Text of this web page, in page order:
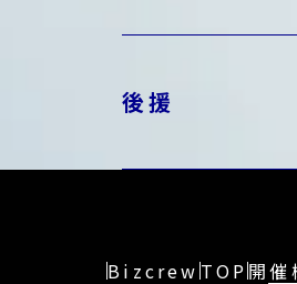
後援
BizcrewTOP開催